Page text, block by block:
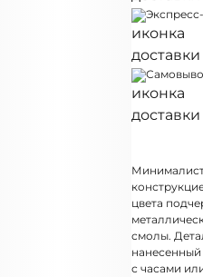
цвета
смолы.
с часами